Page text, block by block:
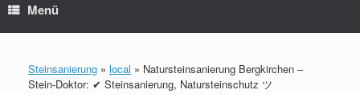
Menü
Steinsanierung » local » Natursteinsanierung Bergkirchen –
Stein-Doktor: ✔ Steinsanierung, Natursteinschutz ツ